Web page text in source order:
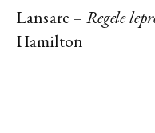
Lansare – Regele
Hamilton